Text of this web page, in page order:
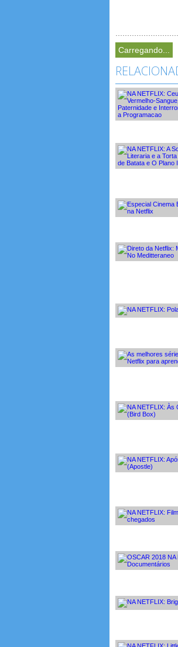
Carregando...